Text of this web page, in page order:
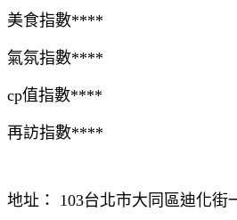
美食指數****
氣氛指數****
cp值指數****
再訪指數****
地址： 103台北市大同區迪化街